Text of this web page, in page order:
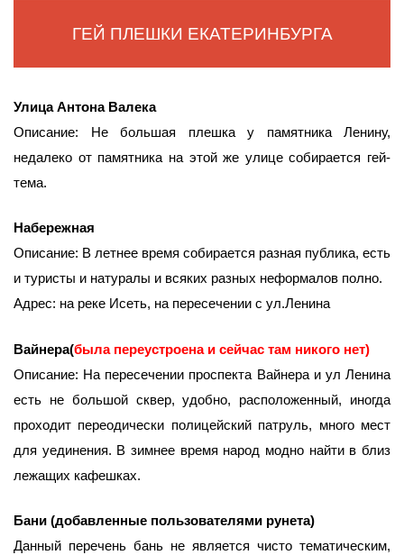
ГЕЙ ПЛЕШКИ ЕКАТЕРИНБУРГА
Улица Антона Валека
Описание: Не большая плешка у памятника Ленину,
недалеко от памятника на этой же улице собирается гей-
тема.
Набережная
Описание: В летнее время собирается разная публика, есть
и туристы и натуралы и всяких разных неформалов полно.
Адрес: на реке Исеть, на пересечении с ул.Ленина
Вайнера(была переустроена и сейчас там никого нет)
Описание: На пересечении проспекта Вайнера и ул Ленина
есть не большой сквер, удобно, расположенный, иногда
проходит переодически полицейский патруль, много мест
для уединения. В зимнее время народ модно найти в близ
лежащих кафешках.
Бани (добавленные пользователями рунета)
Данный перечень бань не является чисто тематическим,